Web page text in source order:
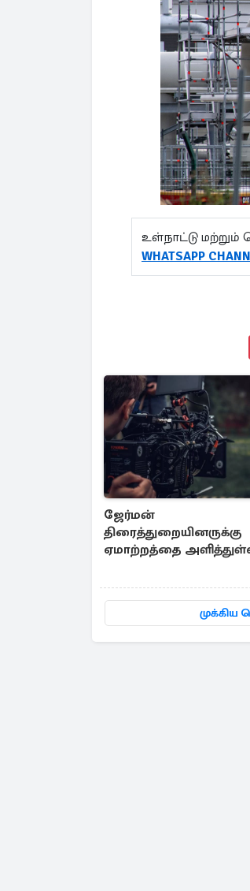
உள்நாட்டு மற்றும்
WHATSAPP
ஜேர்மன்
திரைத்துறையினருக்கு
ஏமாற்றத்தை
முக்கிய